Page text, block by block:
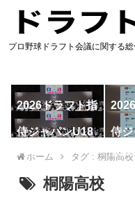
プロ野球ドラフト会議に関する
2026ドラフト指
名予想
候補
侍ジャパンU18
代表
侍
代表
ホーム タグ : 桐陽高校
桐陽高校